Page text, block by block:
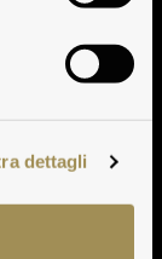
dettagli